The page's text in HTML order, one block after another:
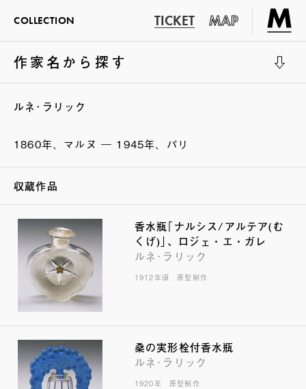
COLLECTION TICKET MAP
作家名から探す
展示室1
ルネ･ラリック
1860年、マルヌ ― 1945年、パリ
収蔵作品
香水瓶｢ナルシス/アルテア(む
くげ)｣、ロジェ・エ・ガレ
ルネ･ラリック
1912年頃 原型制作
桑の実形栓付香水瓶
ルネ･ラリック
1920年 原型制作